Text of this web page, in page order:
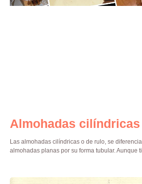
Almohadas
Las almohadas cilíndricas o de rulo, se
almohadas planas por su forma tubular. Aunque